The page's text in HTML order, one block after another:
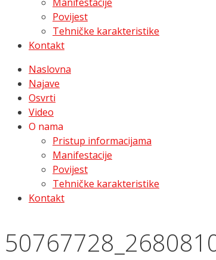
Povijest
Tehničke karakteristike
Kontakt
Naslovna
Najave
Osvrti
Video
O nama
Pristup informacijama
Manifestacije
Povijest
Tehničke karakteristike
Kontakt